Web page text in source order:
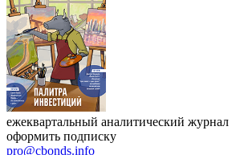
ЖурналCbonds Review